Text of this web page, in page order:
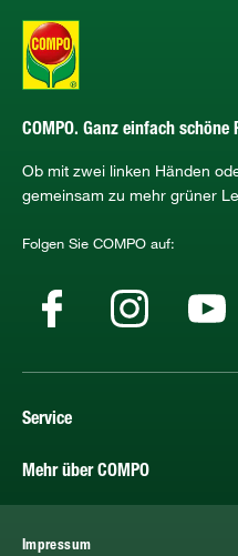
COMPO. Ganz einfach schöne
Ob mit zwei linken Händen
gemeinsam zu mehr grüner
Folgen Sie COMPO auf:
Service
Mehr über COMPO
Impressum